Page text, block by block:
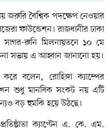
জরুরি বৈশ্বিক পদক্ষেপ নেওয়ার
ফাউন্ডেশন। রাজধানীরঢাকা
রুনি মিলনায়তনে ১০ মে
সভায় এ আহ্বান জানানো হয়।
বলেন, রোহিঙ্গা ক্যাম্পের
এখন শুধু মানবিক সংকট নয় এটি
বড় হুমকি হয়ে উঠছে।
ক্যাপ্টেন এ. কে. এম.